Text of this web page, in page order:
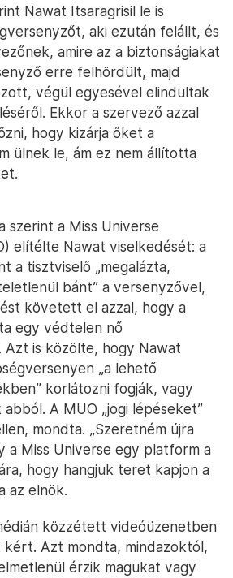
Nawat Itsaragrisil le is
aki ezután felállt, és
amire az a biztonságiakat
erre felhördült, majd
végül egyesével elindultak
Ekkor a szervező azzal
hogy kizárja őket a
ülnek le, ám ez nem állította
szerint a Miss Universe
elítélte Nawat viselkedését: a
a tisztviselő „megalázta,
bánt” a versenyzővel,
követett el azzal, hogy a
egy védtelen nő
Azt is közölte, hogy Nawat
„a lehető
korlátozni fogják, vagy
abból. A MUO „jogi lépéseket”
mondta. „Szeretném újra
a Miss Universe egy platform a
hogy hangjuk teret kapjon a
az elnök.
közzétett videóüzenetben
kért. Azt mondta, mindazoktól,
érzik magukat vagy